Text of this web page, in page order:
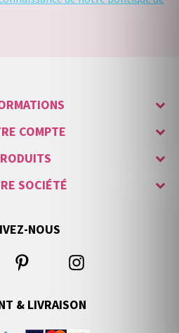
COMPTE
SOCIÉTÉ
NOUS
& LIVRAISON